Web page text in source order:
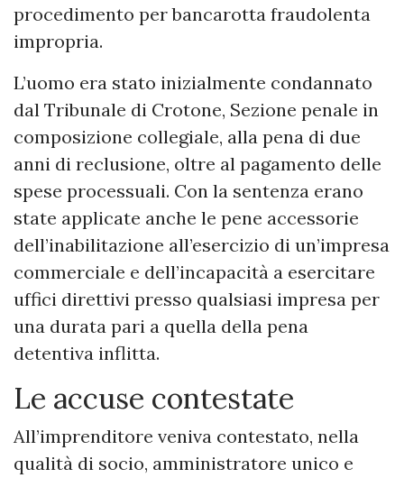
procedimento per bancarotta fraudolenta
impropria.
L’uomo era stato inizialmente condannato
dal Tribunale di Crotone, Sezione penale in
composizione collegiale, alla pena di due
anni di reclusione, oltre al pagamento delle
spese processuali. Con la sentenza erano
state applicate anche le pene accessorie
dell’inabilitazione all’esercizio di un’impresa
commerciale e dell’incapacità a esercitare
uffici direttivi presso qualsiasi impresa per
una durata pari a quella della pena
detentiva inflitta.
Le accuse contestate
All’imprenditore veniva contestato, nella
qualità di socio, amministratore unico e